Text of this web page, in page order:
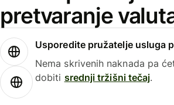
pretvaranje
Usporedite pružatelje usluga
Nema skrivenih naknada pa
dobiti srednji tržišni tečaj.